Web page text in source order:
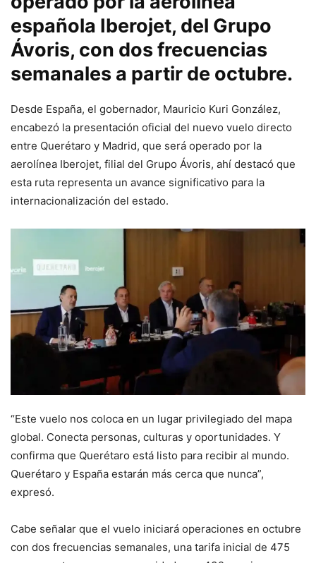
española Iberojet, del Grupo
Ávoris, con dos frecuencias
semanales a partir de octubre.
Desde España, el gobernador, Mauricio Kuri González,
encabezó la presentación oficial del nuevo vuelo directo
entre Querétaro y Madrid, que será operado por la
aerolínea Iberojet, filial del Grupo Ávoris, ahí destacó que
esta ruta representa un avance significativo para la
internacionalización del estado.
“Este vuelo nos coloca en un lugar privilegiado del mapa
global. Conecta personas, culturas y oportunidades. Y
confirma que Querétaro está listo para recibir al mundo.
Querétaro y España estarán más cerca que nunca”,
expresó.
Cabe señalar que el vuelo iniciará operaciones en octubre
con dos frecuencias semanales, una tarifa inicial de 475